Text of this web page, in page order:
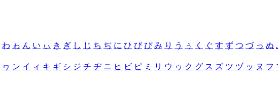
わ ゎ ん い ぃ き ぎ し じ ち ぢ に ひ び ぴ み り う ぅ く ぐ す ず つ づ っ ぬ
ヮ ン イ ィ キ ギ シ ジ チ ヂ ニ ヒ ビ ピ ミ リ ウ ゥ ク グ ス ズ ツ ヅ ッ ヌ フ